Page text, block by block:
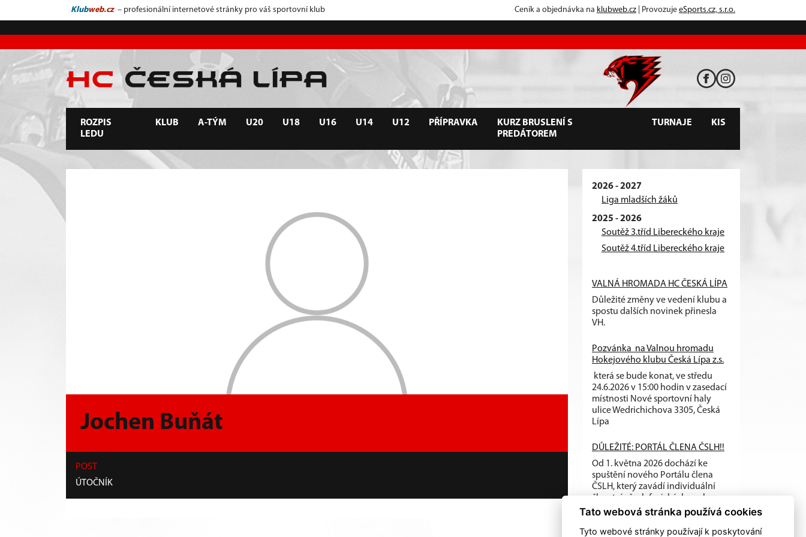
Klubweb.cz – profesionální internetové stránky pro váš sportovní klub Ceník a objednávka na klubweb.cz | Provozuje eSports.cz, s.r.o.
ROZPIS
LEDU
KLUB A-TÝM U20 U18 U16 U14 U12 PŘÍPRAVKA
KURZ BRUSLENÍ S
PREDÁTOREM
TURNAJE KIS
Jochen Buňát
POST
ÚTOČNÍK
2026 - 2027
Liga mladších žáků
2025 - 2026
Soutěž 3.tříd Libereckého kraje
Soutěž 4.tříd Libereckého kraje
VALNÁ HROMADA HC ČESKÁ LÍPA
Důležité změny ve vedení klubu a
spostu dalších novinek přinesla
VH.
Pozvánka na Valnou hromadu
Hokejového klubu Česká Lípa z.s.
která se bude konat, ve středu
24.6.2026 v 15:00 hodin v zasedací
místnosti Nové sportovní haly
ulice Wedrichichova 3305, Česká
Lípa
DŮLEŽITÉ: PORTÁL ČLENA ČSLH!!
Od 1. května 2026 dochází ke
spuštění nového Portálu člena
ČSLH, který zavádí individuální
členství všech fyzických osob...
Tato webová stránka používá cookies
Tyto webové stránky používají k poskytování